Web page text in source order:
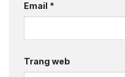
Email *
Trang web